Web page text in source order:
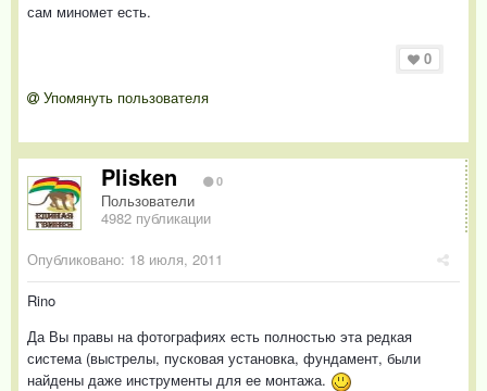
сам миномет есть.
0
Упомянуть пользователя
Plisken 0
Пользователи
4982 публикации
Опубликовано: 18 июля, 2011
Rino
Да Вы правы на фотографиях есть полностью эта редкая
система (выстрелы, пусковая установка, фундамент, были
найдены даже инструменты для ее монтажа.